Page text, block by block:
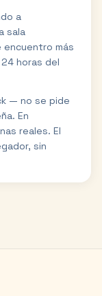
a
sala
encuentro más
horas del
— no se pide
En
reales. El
sin